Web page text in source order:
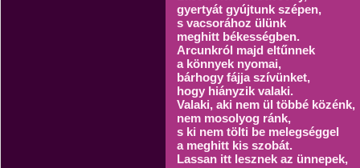
gyertyát gyújtunk szépen,
s vacsorához ülünk
meghitt békességben.
Arcunkról majd eltűnnek
a könnyek nyomai,
bárhogy fájja szívünket,
hogy hiányzik valaki.
Valaki, aki nem ül többé közénk,
nem mosolyog ránk,
s ki nem tölti be melegséggel
a meghitt kis szobát.
Lassan itt lesznek az ünnepek,